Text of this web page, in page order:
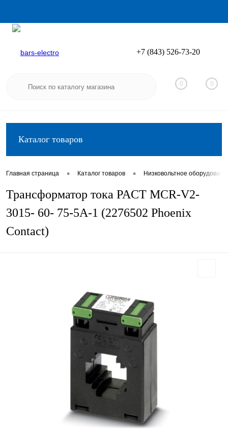
Вход
+7 (843) 526-73-20
0 0
Каталог товаров
Главная страница • Каталог товаров • Низковольтное
Трансформатор тока PACT MCR-V2-
3015- 60- 75-5A-1 (2276502 Phoenix
Contact)